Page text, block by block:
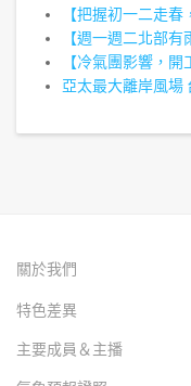
【把握初一二走春
【週一週二北部有
【冷氣團影響，開
亞太最大離岸風場
關於我們
特色差異
主要成員＆主播